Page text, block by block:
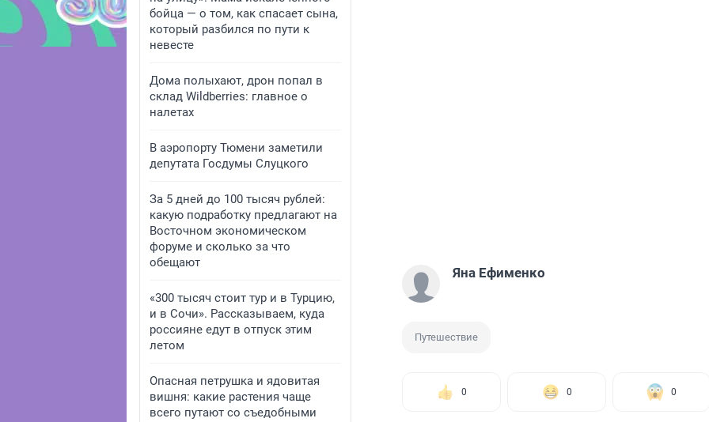
бойца — о том, как спасает сына,
который разбился по пути к
невесте
Дома полыхают, дрон попал в
склад Wildberries: главное о
налетах
В аэропорту Тюмени заметили
депутата Госдумы Слуцкого
За 5 дней до 100 тысяч рублей:
какую подработку предлагают на
Восточном экономическом
форуме и сколько за что
обещают
«300 тысяч стоит тур и в Турцию,
и в Сочи». Рассказываем, куда
россияне едут в отпуск этим
летом
Опасная петрушка и ядовитая
вишня: какие растения чаще
всего путают со съедобными
Яна Ефименко
Путешествие
0 0 0